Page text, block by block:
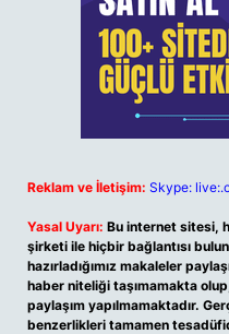
Reklam ve İletişim: Skype:
Yasal Uyarı: Bu internet sitesi,
şirketi ile hiçbir bağlantısı
hazırladığımız makaleler
haber niteliği taşımamakta
paylaşım yapılmamaktadır.
benzerlikleri tamamen